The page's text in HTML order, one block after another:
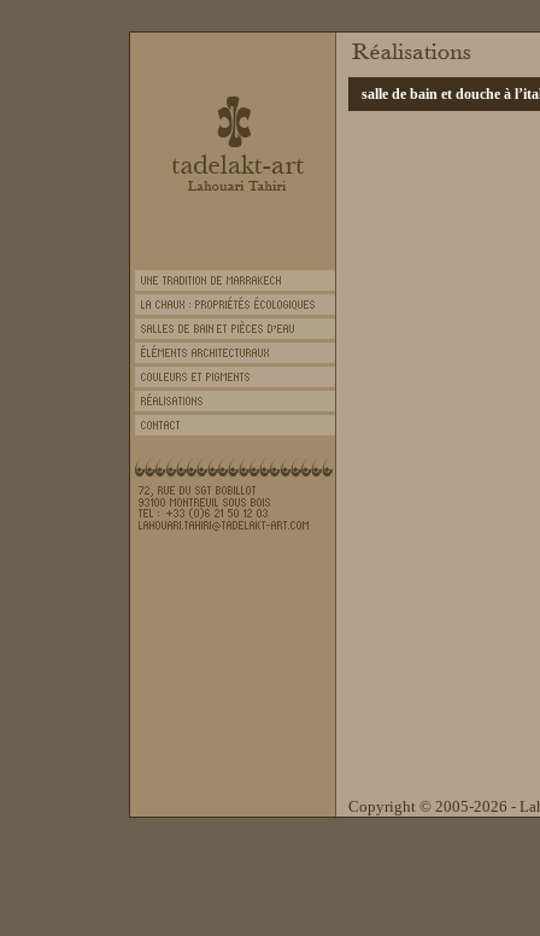
salle de bain et douche à
Copyright © 2005-2026 -